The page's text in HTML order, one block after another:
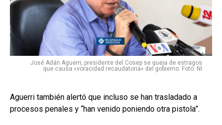
José Adán Aguerri, presidente del Cosep se queja de estragos
que causa «voracidad recaudatoria» del gobierno. Foto: NI
Aguerri también alertó que incluso se han trasladado a
procesos penales y “han venido poniendo otra pistola”.